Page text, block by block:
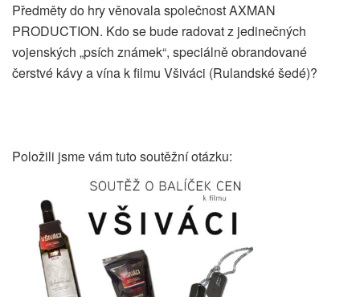
Předměty do hry věnovala společnost AXMAN
PRODUCTION. Kdo se bude radovat z jedinečných
vojenských „psích známek“, speciálně obrandované
čerstvé kávy a vína k filmu Všiváci (Rulandské šedé)?
Položili jsme vám tuto soutěžní otázku: